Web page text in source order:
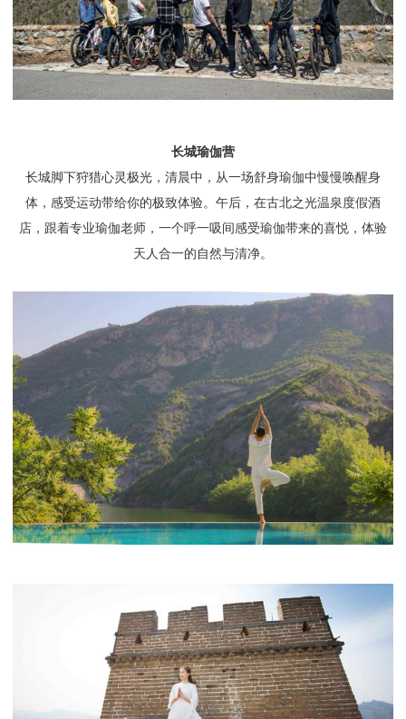
长城瑜伽营
长城脚下狩猎心灵极光，清晨中，从一场舒身瑜伽中慢慢唤醒身
体，感受运动带给你的极致体验。午后，在古北之光温泉度假酒
店，跟着专业瑜伽老师，一个呼一吸间感受瑜伽带来的喜悦，体验
天人合一的自然与清净。